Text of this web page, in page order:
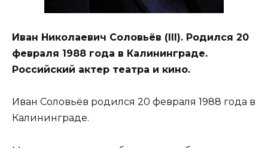
Иван Николаевич Соловьёв (III). Родился 20
февраля 1988 года в Калининграде.
Российский актер театра и кино.
Иван Соловьёв родился 20 февраля 1988 года в
Калининграде.